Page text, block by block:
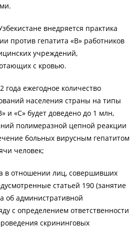
внедряется практика
против гепатита «В» работников
учреждений,
с кровью.
ежегодное количество
населения страны на типы
и «С» будет доведено до 1 млн,
полимеразной цепной реакции
больных вирусным гепатитом
человек;
в отношении лиц, совершивших
статьей 190 (занятие
об административной
с определением ответственности
скрининговых